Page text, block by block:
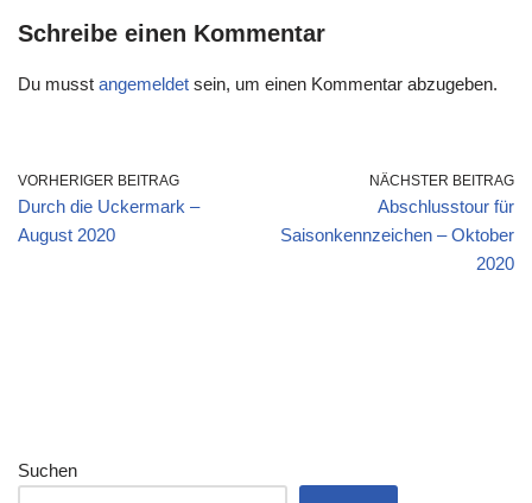
Schreibe einen Kommentar
Du musst angemeldet sein, um einen Kommentar abzugeben.
VORHERIGER BEITRAG
Durch die Uckermark –
August 2020
NÄCHSTER BEITRAG
Abschlusstour für
Saisonkennzeichen – Oktober
2020
Suchen